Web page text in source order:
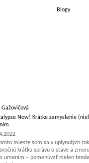
Blogy
Gažovičová
Now! Krátke zamyslenie
mieste som sa v uplynulých
krátku správu o stave a
umením – pomenúvať nielen